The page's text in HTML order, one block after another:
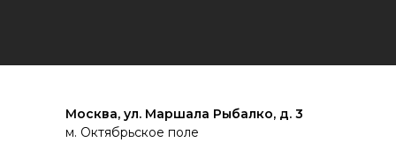
Москва, ул. Маршала Рыбалко, д. 3
м. Октябрьское поле